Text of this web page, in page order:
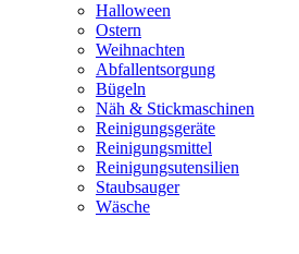
Halloween
Ostern
Weihnachten
Abfallentsorgung
Bügeln
Näh & Stickmaschinen
Reinigungsgeräte
Reinigungsmittel
Reinigungsutensilien
Staubsauger
Wäsche